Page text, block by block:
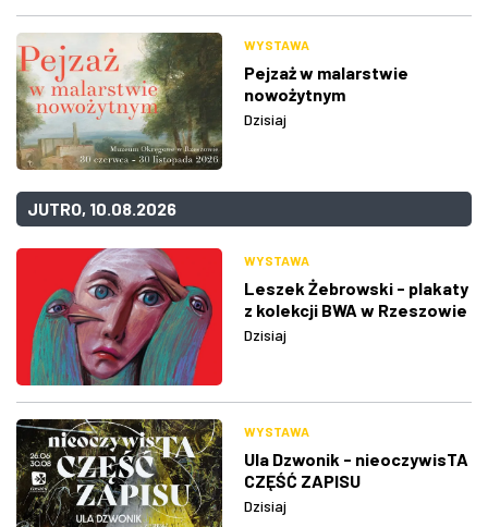
WYSTAWA
Pejzaż w malarstwie
nowożytnym
Dzisiaj
JUTRO, 10.08.2026
WYSTAWA
Leszek Żebrowski - plakaty
z kolekcji BWA w Rzeszowie
Dzisiaj
WYSTAWA
Ula Dzwonik - nieoczywisTA
CZĘŚĆ ZAPISU
Dzisiaj